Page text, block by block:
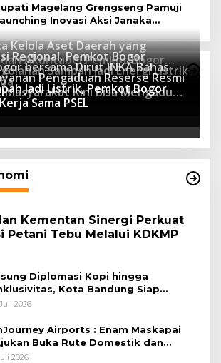
Magelang Grengseng Pamuji
Inovasi Aksi Janaka
Sekolah Adiwiyata
Kelola Aset Daerah yang
Akuntabel Pemkot Bogor
Regional, Pemkot Bogor
Sampah Jadi Energi Listrik
bersama Dirut INKA Bahas
Pengaduan Reserse Resmi
Masyarakat Kini Bisa Mengadu
Mudah, dan Terintegrasi
Jadi Listrik, Pemkot Bogor
Sama PSEL
Kementan Sinergi Perkuat
Petani Tebu Melalui KDKMP
Diplomasi Kopi hingga
Kota Bandung Siap
25 Duta Besar di Festival Asia
2026
Airports : Enam Maskapai
Buka Rute Domestik dan
dari Bandara Husein
2026